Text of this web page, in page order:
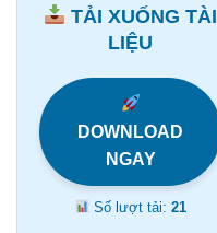
TẢI XUỐNG TÀI
LIỆU
DOWNLOAD
NGAY
Số lượt tải:21